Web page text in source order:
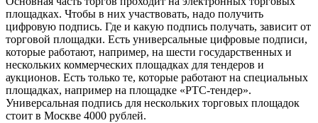
площадках. Чтобы в них участвовать, надо получить
цифровую подпись. Где и какую подпись получать, зависит от
торговой площадки. Есть универсальные цифровые подписи,
которые работают, например, на шести государственных и
нескольких коммерческих площадках для тендеров и
аукционов. Есть только те, которые работают на специальных
площадках, например на площадке «РТС-тендер».
Универсальная подпись для нескольких торговых площадок
стоит в Москве 4000 рублей.